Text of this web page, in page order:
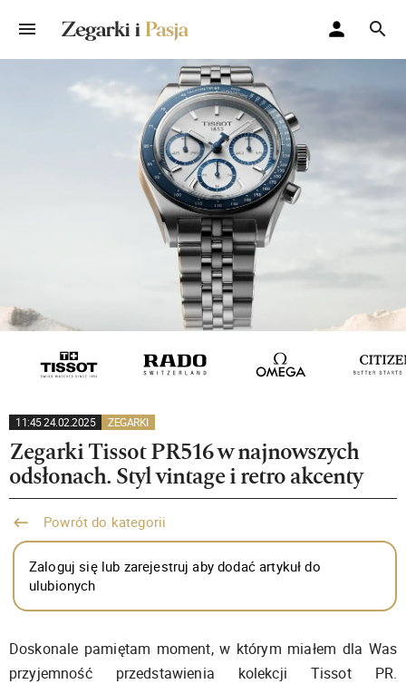
11:45 24.02.2025 ZEGARKI
Zegarki Tissot PR516 w najnowszych
odsłonach. Styl vintage i retro akcenty
Powrót do kategorii
Zaloguj się lub zarejestruj aby dodać artykuł do
ulubionych
Doskonale pamiętam moment, w którym miałem dla Was
przyjemność przedstawienia kolekcji Tissot PR.